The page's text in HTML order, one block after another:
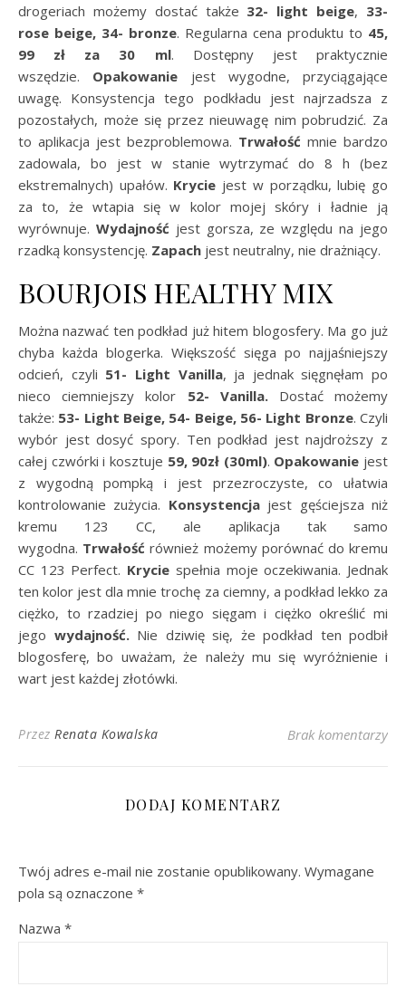
drogeriach możemy dostać także 32- light beige, 33-
rose beige, 34- bronze. Regularna cena produktu to 45,
99 zł za 30 ml. Dostępny jest praktycznie
wszędzie. Opakowanie jest wygodne, przyciągające
uwagę. Konsystencja tego podkładu jest najrzadsza z
pozostałych, może się przez nieuwagę nim pobrudzić. Za
to aplikacja jest bezproblemowa. Trwałość mnie bardzo
zadowala, bo jest w stanie wytrzymać do 8 h (bez
ekstremalnych) upałów. Krycie jest w porządku, lubię go
za to, że wtapia się w kolor mojej skóry i ładnie ją
wyrównuje. Wydajność jest gorsza, ze względu na jego
rzadką konsystencję. Zapach jest neutralny, nie drażniący.
BOURJOIS HEALTHY MIX
Można nazwać ten podkład już hitem blogosfery. Ma go już
chyba każda blogerka. Większość sięga po najjaśniejszy
odcień, czyli 51- Light Vanilla, ja jednak sięgnęłam po
nieco ciemniejszy kolor 52- Vanilla.Dostać możemy
także: 53- Light Beige, 54- Beige, 56- Light Bronze. Czyli
wybór jest dosyć spory. Ten podkład jest najdroższy z
całej czwórki i kosztuje 59, 90zł (30ml). Opakowanie jest
z wygodną pompką i jest przezroczyste, co ułatwia
kontrolowanie zużycia. Konsystencjajest gęściejsza niż
kremu 123 CC, ale aplikacja tak samo
wygodna. Trwałośćrównież możemy porównać do kremu
CC 123 Perfect. Krycie spełnia moje oczekiwania. Jednak
ten kolor jest dla mnie trochę za ciemny, a podkład lekko za
ciężko, to rzadziej po niego sięgam i ciężko określić mi
jego wydajność.Nie dziwię się, że podkład ten podbił
blogosferę, bo uważam, że należy mu się wyróżnienie i
wart jest każdej złotówki.
Przez Renata Kowalska Brak komentarzy
DODAJ KOMENTARZ
Twój adres e-mail nie zostanie opublikowany. Wymagane
pola są oznaczone *
Nazwa *